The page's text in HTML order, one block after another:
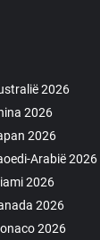
2026
2026
2026
Arabië 2026
2026
2026
2026